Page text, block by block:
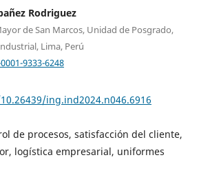
Rodriguez
de San Marcos, Unidad de Posgrado,
Lima, Perú
9333-6248
ing.ind2024.n046.6916
de procesos, satisfacción del cliente,
logística empresarial, uniformes